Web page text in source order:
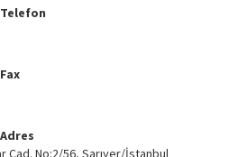
Cad. No:2/56, Sarıyer/İstanbul